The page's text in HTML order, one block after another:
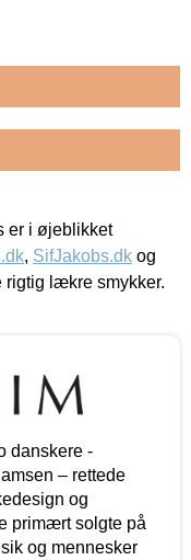
er i øjeblikket
, SifJakobs.dk og
rigtig lækre smykker.
danskere -
– rettede
og
primært solgte på
og mennesker